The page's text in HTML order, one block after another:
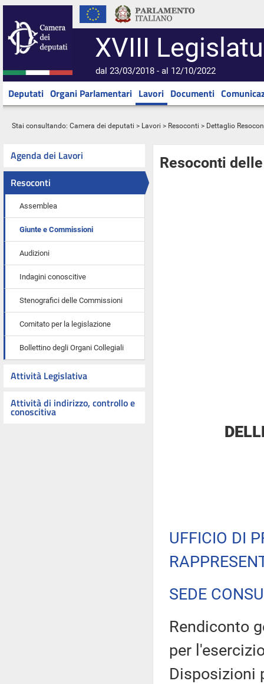
XVIII
dal 23/03/2018 - al 12/10/2022
Deputati Organi Parlamentari Lavori Documenti
Stai consultando: Camera dei deputati > Lavori > Resoconti > Dettaglio
Agenda dei Lavori
Resoconti
Assemblea
Giunte e Commissioni
Audizioni
Indagini conoscitive
Stenografici delle Commissioni
Comitato per la legislazione
Bollettino degli Organi Collegiali
Attività Legislativa
Attività di indirizzo, controllo e
conoscitiva
Resoconti
UFFICIO DI
SEDE
Rendiconto
per
Disposizioni